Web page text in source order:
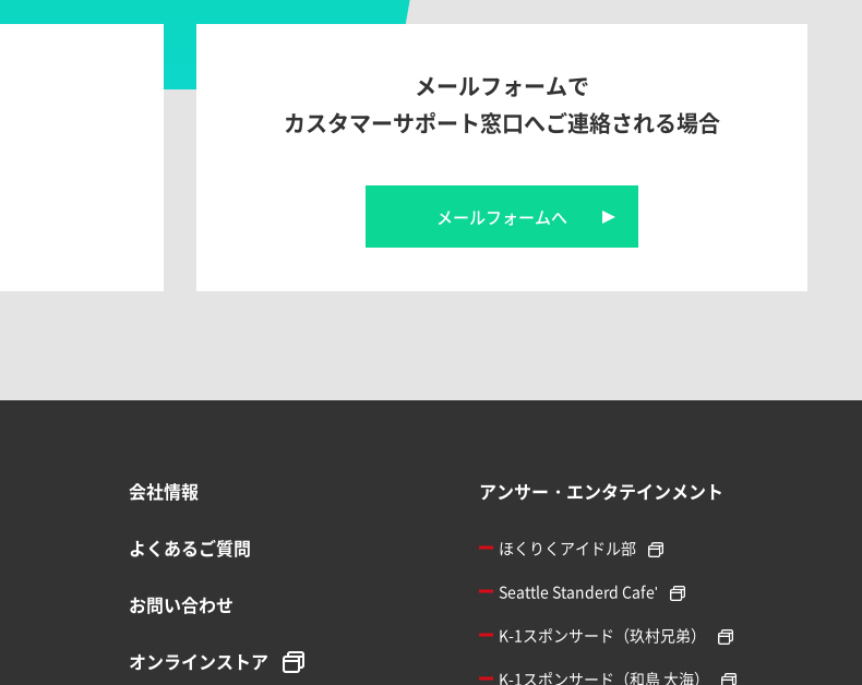
メールフォームで
カスタマーサポート窓口へご連絡される場合
メールフォームへ
会社情報
よくあるご質問
お問い合わせ
オンラインストア
アンサー・エンタテインメント
ほくりくアイドル部
Seattle Standerd Cafe'
K-1スポンサード（玖村兄弟）
K-1スポンサード（和島 大海）